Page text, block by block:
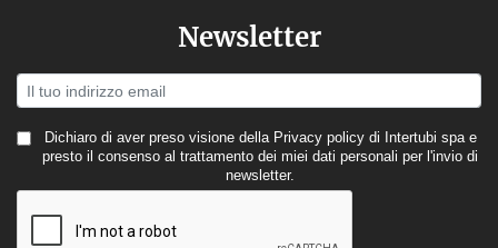
Newsletter
Dichiaro di aver preso visione della Privacy policydi Intertubi spa e
presto il consenso al trattamento dei miei dati personali per l'invio di
newsletter.